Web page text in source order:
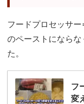
フードプロセッサ
のペーストになら
た。
フ
変